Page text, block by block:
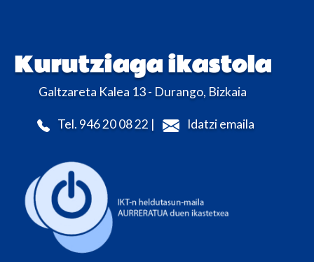
Kurutziaga ikastola
Galtzareta Kalea 13 - Durango, Bizkaia
Tel. 946 20 08 22 | Idatzi emaila